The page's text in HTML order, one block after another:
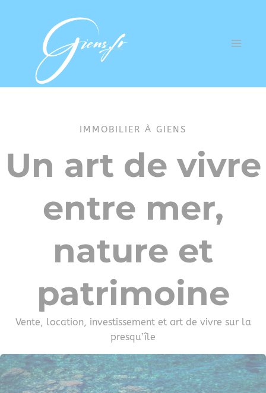
IMMOBILIER À GIENS
Un art de vivre
entre mer,
nature et
patrimoine
Vente, location, investissement et art de vivre sur la
presqu’île